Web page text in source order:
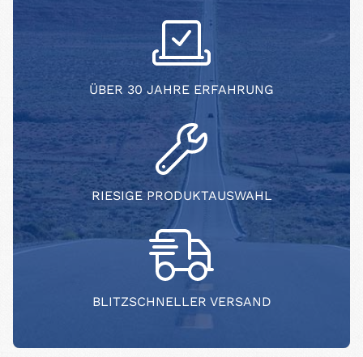
ÜBER 30 JAHRE ERFAHRUNG
RIESIGE PRODUKTAUSWAHL
BLITZSCHNELLER VERSAND